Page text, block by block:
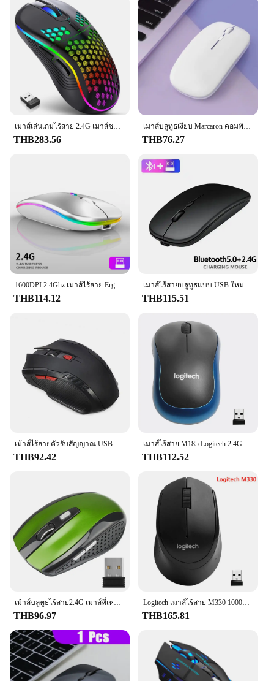
battery life of up to 12 months, reducing the need
for constant replacements and ensuring you can
focus on your work without interruptions. The
energy-efficient design ensures that you can enjoy a
seamless user experience without worrying about
power consumption.
**Ergonomic Design for Comfort**
The ergonomic design of the Wireless Mouse Price
เม้าส์ is engineered to provide comfort during
the palm of your hand, reducing strain and fatigue.
Whether you're working on a spreadsheet or
gaming, this mouse ensures that your hand remains
comfortable and supported, allowing you to work or
play for longer periods without discomfort.
**Versatile Compatibility**
This mouse is not just about performance; it's also
about versatility. The Wireless Mouse Price เม้าส์ is
compatible with a wide range of operating systems,
including Windows, Mac, and Linux, making it a
plug-and-play functionality means that you can
start using it right out of the box, without the need
for additional software or drivers. This mouse is
designed to cater to a diverse audience, from casual
users to professionals who demand reliability and
ease of use.
เมาส์เล่นเกมไร้สาย 2.4G เมาส์ชาร์จแสง RGB พร้อมการออกแบบรังผึ้งตามหลักสรีรศาสตร์ DPI ที่ปรับได้สําหรับแล็ปท็อปเดสก์ท็อป
THB283.56
เมาส์บลูทูธเงียบ Marcaron คอมพิวเตอร์แล็ปท็อปเมาส์ไร้สายสําหรับ iPad Samsung แท็บเล็ต Universal Mice Noiseless
THB76.27
1600DPI 2.4Ghz เมาส์ไร้สาย Ergonomic เมาส์เงียบชาร์จ RGB Backlight Mice ตัวรับสัญญาณ USB สําหรับแล็ปท็อปพีซีแท็บเล็ต Mute Mice
THB114.12
เมาส์ไร้สายบลูทูธแบบ USB ใหม่เมาส์ออปติคอลชาร์จได้สำหรับคอมพิวเตอร์แล็ปท็อปพีซีเมาส์เล่นเกม MacBook เมาส์2.4GHz 1600dpi
THB115.51
เม้าส์ไร้สายตัวรับสัญญาณ USB 2.4G, เมาส์ออปติคอลไร้สายแบบมืออาชีพ6ปุ่มเมาส์เลื่อนขวา USB สำหรับนักเล่นเกมคอมพิวเตอร์แล็ปท็อป
THB92.42
เมาส์ไร้สาย M185 Logitech 2.4GHz USB 1000dpi หนูรับ USB เมาส์นำทางด้วยแสงปิดเสียงสำหรับ Mac OS Chrome window 10/8/7
THB112.52
THB96.97
Logitech เมาส์ไร้สาย M330 1000dpi, เม้าส์ออปติคอลเงียบ2.4กิกะเฮิร์ตซ์พร้อม USB Receiver หนูสำหรับสำนักงานบ้านโดยใช้ PC
THB165.81